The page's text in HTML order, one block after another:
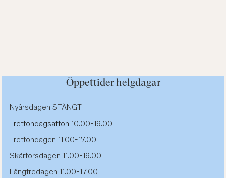
Öppettider helgdagar
Nyårsdagen STÄNGT
Trettondagsafton 10.00-19.00
Trettondagen 11.00-17.00
Skärtorsdagen 11.00-19.00
Långfredagen 11.00-17.00